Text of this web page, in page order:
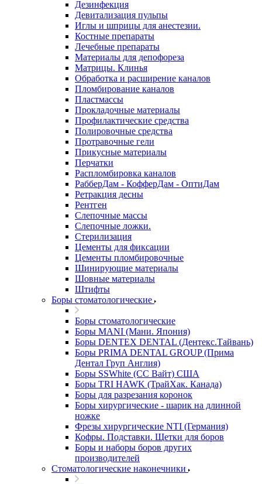
Дезинфекция
Девитализация пульпы
Иглы и шприцы для анестезии.
Костные препараты
Лечебные препараты
Материалы для депофореза
Матрицы. Клинья
Обработка и расширение каналов
Пломбирование каналов
Пластмассы
Прокладочные материалы
Профилактические средства
Полировочные средства
Протравочные гели
Прикусные материалы
Перчатки
Распломбировка каналов
РабберДам - КофферДам - ОптиДам
Ретракция десны
Рентген
Слепочные массы
Слепочные ложки.
Стерилизация
Цементы для фиксации
Цементы пломбировочные
Шинирующие материалы
Шовные материалы
Штифты
Боры стоматологические
Боры стоматологические
Боры MANI (Мани. Япония)
Боры DENTEX DENTAL (Дентекс.Тайвань)
Боры PRIMA DENTAL GROUP (Прима
Дентал Груп Англия)
Боры SSWhite (СС Вайт) США
Боры TRI HAWK (ТрайХак. Канада)
Боры для разрезания коронок
Боры хирургические - шарик на длинной
ножке
Фрезы хирургические NTI (Германия)
Кофры. Подставки. Щетки для боров
Боры и наборы боров других
производителей
Стоматологические наконечники